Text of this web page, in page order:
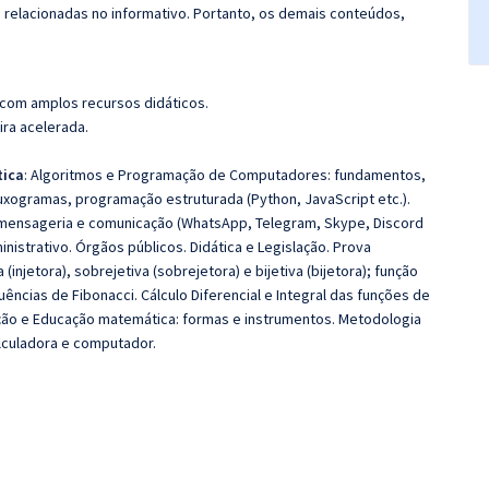
no informativo. Portanto, os demais conteúdos,
amplos recursos didáticos.
acelerada.
: Algoritmos e Programação de Computadores: fundamentos,
programação estruturada (Python, JavaScript etc.).
e comunicação (WhatsApp, Telegram, Skype, Discord
Órgãos públicos. Didática e Legislação. Prova
(injetora), sobrejetiva (sobrejetora) e bijetiva (bijetora); função
de Fibonacci. Cálculo Diferencial e Integral das funções de
e Educação matemática: formas e instrumentos. Metodologia
e computador.